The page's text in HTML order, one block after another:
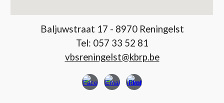
Baljuwstraat 17 - 8970 Reningelst
Tel: 057 33 52 81
vbsreningelst@kbrp.be